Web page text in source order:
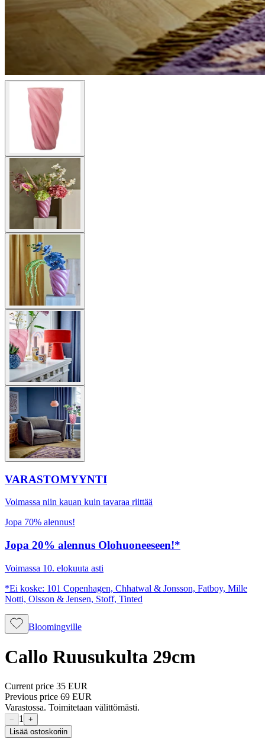
VARASTOMYYNTI
Voimassa niin kauan kuin tavaraa riittää
Jopa 70% alennus!
Jopa 20% alennus Olohuoneeseen!*
Voimassa 10. elokuuta asti
*Ei koske: 101 Copenhagen, Chhatwal & Jonsson, Fatboy, Mille
Notti, Olsson & Jensen, Stoff, Tinted
Bloomingville
Callo Ruusukulta 29cm
Current price 35 EUR
Previous price 69 EUR
Varastossa. Toimitetaan välittömästi.
− 1
+
Lisää ostoskoriin